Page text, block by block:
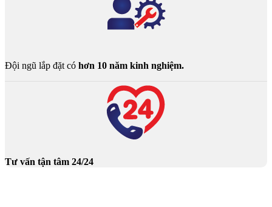
Đội ngũ lắp đặt có hơn 10 năm kinh nghiệm.
Tư vấn tận tâm 24/24